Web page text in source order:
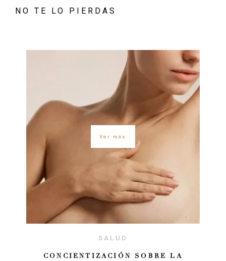
NO TE LO PIERDAS
Ver más
SALUD
CONCIENTIZACIÓN SOBRE LA